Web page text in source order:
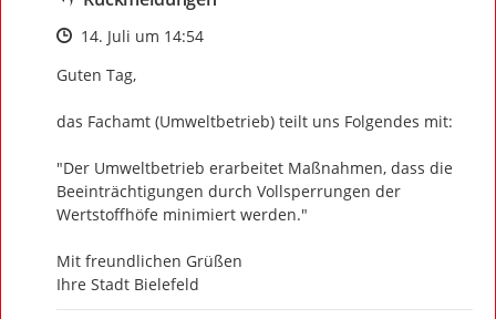
Zeitpunkt des Erstellens
14. Juli um 14:54
Guten Tag,
das Fachamt (Umweltbetrieb) teilt uns Folgendes mit:
"Der Umweltbetrieb erarbeitet Maßnahmen, dass die
Beeinträchtigungen durch Vollsperrungen der
Wertstoffhöfe minimiert werden."
Mit freundlichen Grüßen
Ihre Stadt Bielefeld